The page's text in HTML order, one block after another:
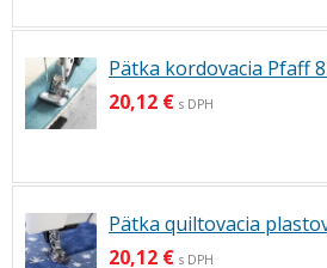
Pätka kordovacia Pfaff
20,12 € s DPH
Pätka quiltovacia
20,12 € s DPH